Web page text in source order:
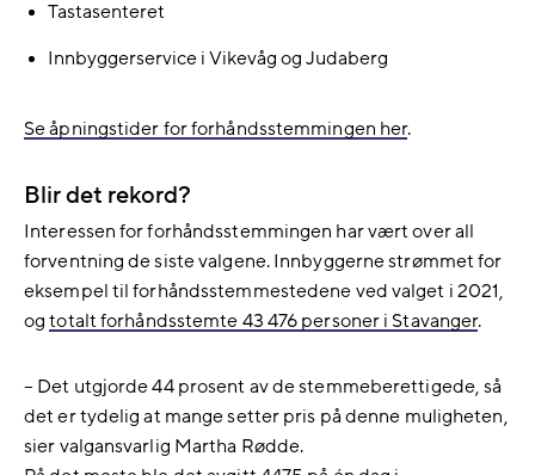
Tastasenteret
Innbyggerservice i Vikevåg og Judaberg
Se åpningstider for forhåndsstemmingen her.
Blir det rekord?
Interessen for forhåndsstemmingen har vært over all
forventning de siste valgene. Innbyggerne strømmet for
eksempel til forhåndsstemmestedene ved valget i 2021,
ogtotalt forhåndsstemte 43 476 personer i Stavanger.
– Det utgjorde 44 prosent av de stemmeberettigede, så
det er tydelig at mange setter pris på denne muligheten,
sier valgansvarlig Martha Rødde.